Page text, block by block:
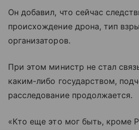
Он добавил, что сейчас
происхождение дрона, тип
организаторов.
При этом министр не стал
каким-либо государством,
расследование продолжается.
«Кто еще это мог быть, кроме